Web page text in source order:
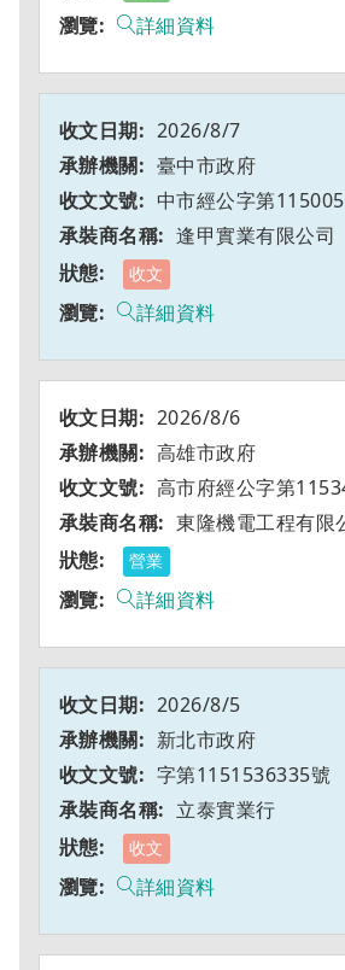
詳細資料
2026/8/7
臺中市政府
中市經公字第
逢甲實業有限公司
收文
詳細資料
2026/8/6
高雄市政府
高市府經公字第
東隆機電工程有限
營業
詳細資料
2026/8/5
新北市政府
字第1151536335號
立泰實業行
收文
詳細資料